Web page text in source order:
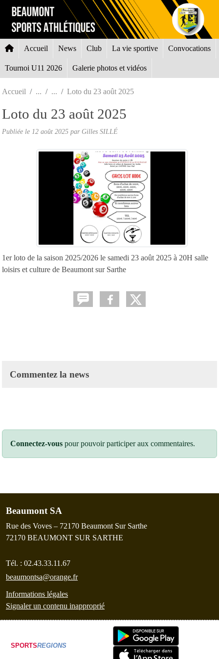
Accueil News Club La vie sportive Convocations
Tournoi U11 2026 Galerie photos et vidéos
Accueil Loto du 23 août 2025
Loto du 23 août 2025
Publiée le 12 août 2025 par Gilles SILLÉ
1er loto de la saison 2025/2026 le samedi 23 août 2025 à 20H salle
loisirs et culture de Beaumont sur Sarthe
Commentez la news
Connectez-vous pour pouvoir participer aux commentaires.
Beaumont SA
Rue des Voves – 72170 Beaumont Sur Sarthe
72170 BEAUMONT SUR SARTHE
Tél. : 02.43.33.11.67
beaumontsa@orange.fr
Informations légales
Signaler un contenu inapproprié
SPORTSREGIONS
Panneau de gestion des cookies